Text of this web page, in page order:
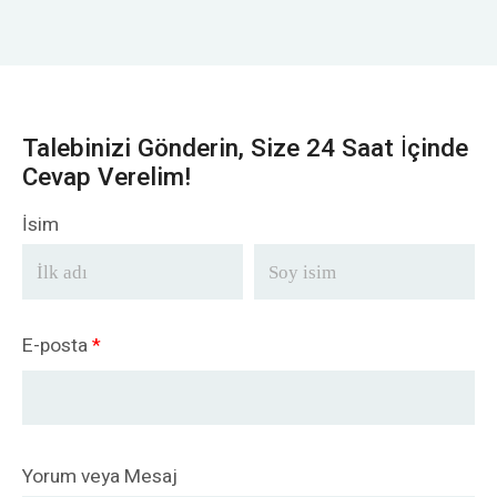
Talebinizi Gönderin, Size 24 Saat İçinde
Cevap Verelim!
İsim
E-posta*
Yorum veya Mesaj